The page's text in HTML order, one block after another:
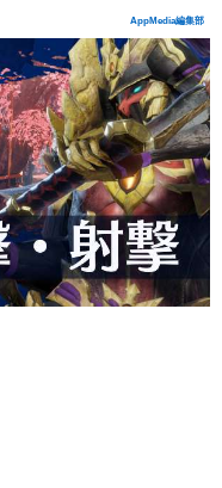
AppMedia編集部